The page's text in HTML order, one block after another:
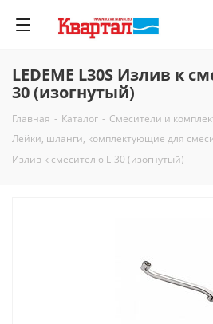
LEDEME L30S Излив к
30 (изогнутый)
Главная - Каталог - Смесители и
Лейки, шланги, комплектующие для
Излив к смесителю L-30 (изогнутый)